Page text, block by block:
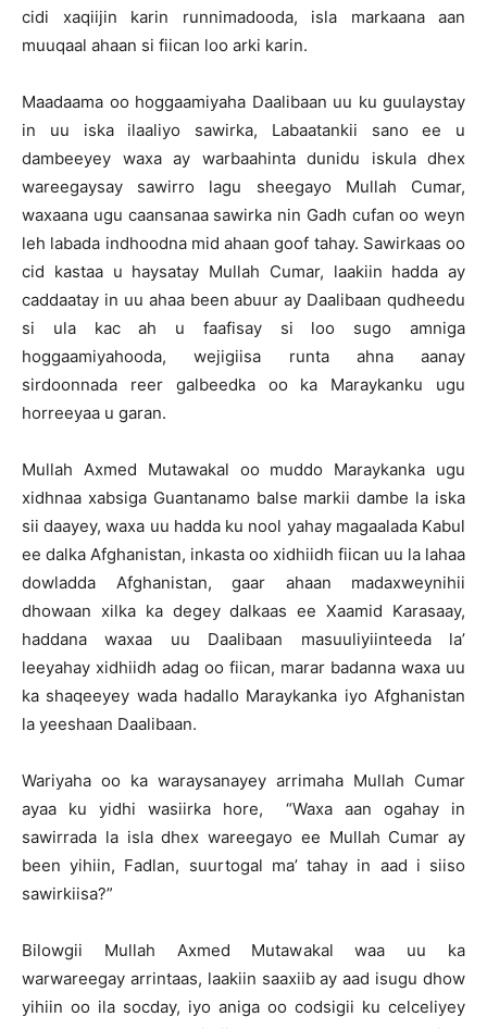
cidi xaqiijin karin runnimadooda, isla markaana aan
muuqaal ahaan si fiican loo arki karin.
Maadaama oo hoggaamiyaha Daalibaan uu ku guulaystay
in uu iska ilaaliyo sawirka, Labaatankii sano ee u
dambeeyey waxa ay warbaahinta dunidu iskula dhex
wareegaysay sawirro lagu sheegayo Mullah Cumar,
waxaana ugu caansanaa sawirka nin Gadh cufan oo weyn
leh labada indhoodna mid ahaan goof tahay. Sawirkaas oo
cid kastaa u haysatay Mullah Cumar, laakiin hadda ay
caddaatay in uu ahaa been abuur ay Daalibaan qudheedu
si ula kac ah u faafisay si loo sugo amniga
hoggaamiyahooda, wejigiisa runta ahna aanay
sirdoonnada reer galbeedka oo ka Maraykanku ugu
horreeyaa u garan.
Mullah Axmed Mutawakal oo muddo Maraykanka ugu
xidhnaa xabsiga Guantanamo balse markii dambe la iska
sii daayey, waxa uu hadda ku nool yahay magaalada Kabul
ee dalka Afghanistan, inkasta oo xidhiidh fiican uu la lahaa
dowladda Afghanistan, gaar ahaan madaxweynihii
dhowaan xilka ka degey dalkaas ee Xaamid Karasaay,
haddana waxaa uu Daalibaan masuuliyiinteeda la’
leeyahay xidhiidh adag oo fiican, marar badanna waxa uu
ka shaqeeyey wada hadallo Maraykanka iyo Afghanistan
la yeeshaan Daalibaan.
Wariyaha oo ka waraysanayey arrimaha Mullah Cumar
ayaa ku yidhi wasiirka hore, “Waxa aan ogahay in
sawirrada la isla dhex wareegayo ee Mullah Cumar ay
been yihiin, Fadlan, suurtogal ma’ tahay in aad i siiso
sawirkiisa?”
Bilowgii Mullah Axmed Mutawakal waa uu ka
warwareegay arrintaas, laakiin saaxiib ay aad isugu dhow
yihiin oo ila socday, iyo aniga oo codsigii ku celceliyey